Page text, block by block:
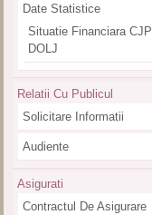
Date Statistice
Situatie Financiara CJP
DOLJ
Relatii Cu Publicul
Solicitare Informatii
Audiente
Asigurati
Contractul De Asigurare